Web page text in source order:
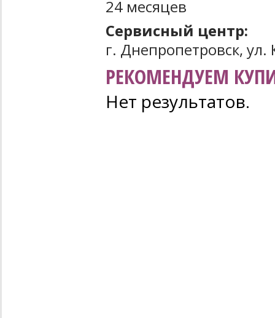
24 месяцев
Сервисный центр:
г. Днепропетровск,
РЕКОМЕНДУЕМ
Нет результатов.